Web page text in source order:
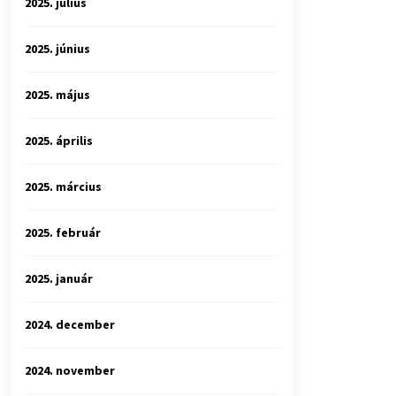
2025. június
2025. május
2025. április
2025. március
2025. február
2025. január
2024. december
2024. november